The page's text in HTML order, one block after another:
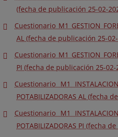
(fecha de publicación 25-02-
Cuestionario M1 GESTION
AL (fecha de publicación 25-
Cuestionario M1 GESTION
PI (fecha de publicación 25-02-
Cuestionario M1
POTABILIZADORAS AL (fecha
Cuestionario M1
POTABILIZADORAS PI (fecha